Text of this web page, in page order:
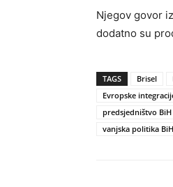
Njegov govor
dodatno su
TAGS Brisel
Evropske
predsjedništvo BiH
vanjska politika BiH